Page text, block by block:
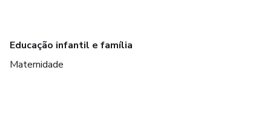
Educação infantil e família
Maternidade